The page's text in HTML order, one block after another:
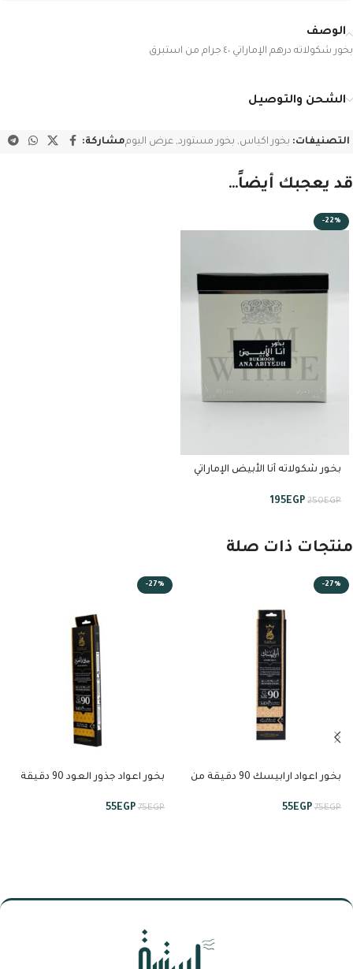
الوصف
بخور شكولاته درهم الإماراتي ٤٠ جرام من استبرق
الشحن والتوصيل
التصنيفات: بخور اكياس, بخور مستورد, عرض اليوممشاركة:
قد يعجبك أيضاً…
-22%
بخور شكولاته أنا الأبيض الإماراتي
250EGP
195EGP
منتجات ذات صلة
-27%
بخور اعواد ارابيسك 90 دقيقة من
75EGP
55EGP
-27%
بخور اعواد جذور العود 90 دقيقة
75EGP
55EGP